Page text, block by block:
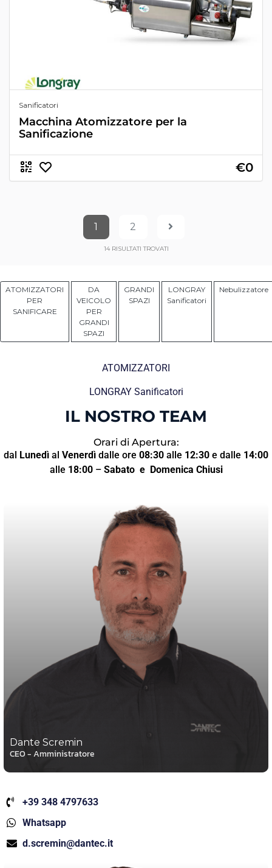
Sanificatori
Macchina Atomizzatore per la
Sanificazione
€0
1 2
14RISULTATI TROVATI
ATOMIZZATORI
PER
SANIFICARE
DA
VEICOLO
PER
GRANDI
SPAZI
GRANDI
SPAZI
LONGRAY
Sanificatori
Nebulizzatore
ATOMIZZATORI
LONGRAY Sanificatori
IL NOSTRO TEAM
Orari di Apertura:
dal Lunedì al Venerdì dalle ore 08:30 alle 12:30 e dalle 14:00
alle 18:00– Sabato e Domenica Chiusi
Dante Scremin
CEO - Amministratore
+39 348 4797633
Whatsapp
d.scremin@dantec.it